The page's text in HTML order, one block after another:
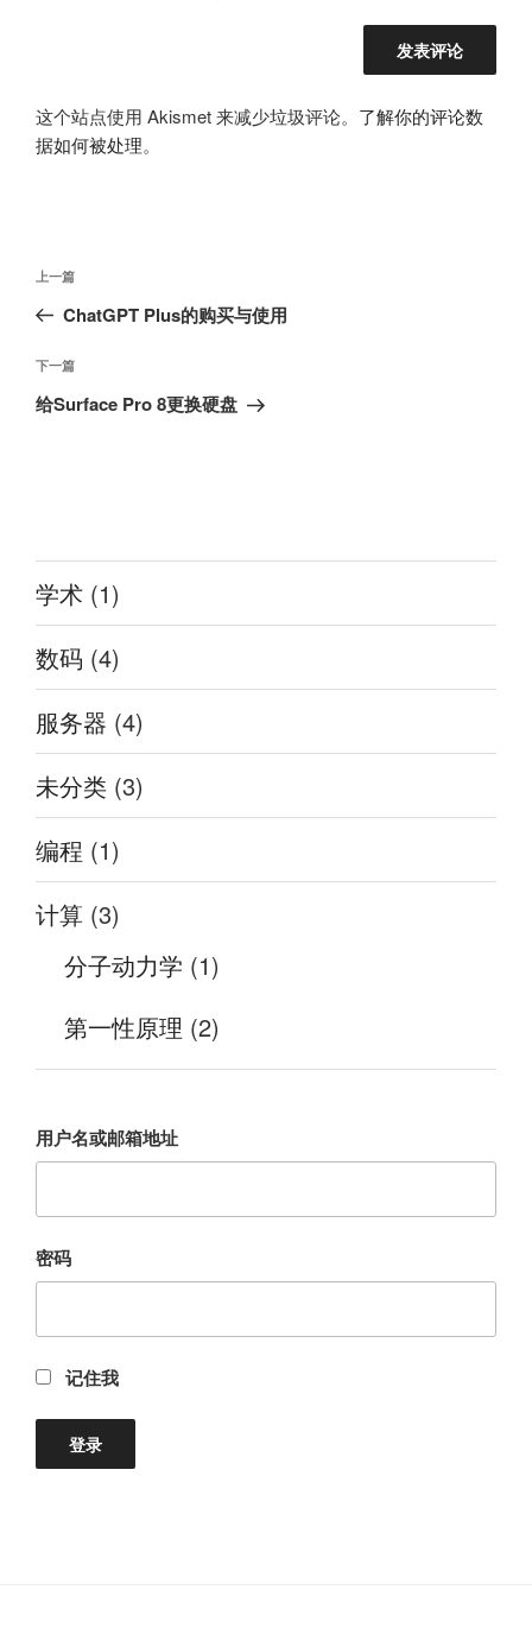
这个站点使用 Akismet 来减少垃圾评论。 了解你的评论数
据如何被处理。
文
导
航
上
一
文
章
上一篇
ChatGPT Plus的购买与使用
下
一
下一篇
给Surface Pro 8更换硬盘
学术 (1)
数码 (4)
服务器 (4)
未分类 (3)
编程 (1)
计算 (3)
分子动力学 (1)
第一性原理 (2)
用户名或邮箱地址
密码
记住我